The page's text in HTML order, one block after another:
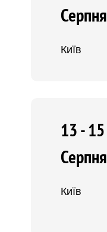
Серпня
Київ
13 - 15
Серпня
Київ